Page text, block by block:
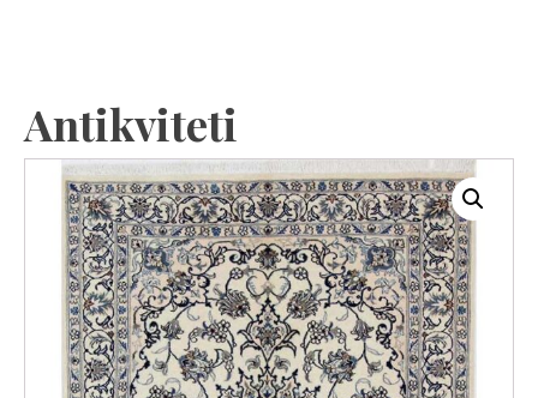
Antikviteti